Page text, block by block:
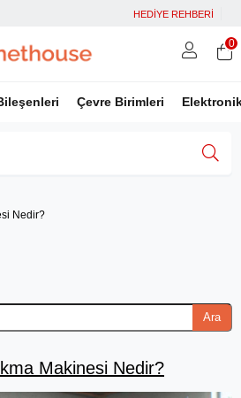
HEDİYE REHBERİ
Çevre Birimleri
0
Nedir?
Ara
Makinesi Nedir?